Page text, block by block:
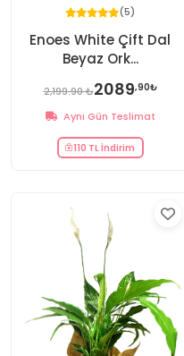
(5)
Enoes White Çift Dal
Beyaz Ork...
2,199.90 ₺2089,90₺
Aynı Gün Teslimat
110 TL İndirim